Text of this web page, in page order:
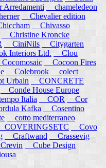
Arredamenti
chameledeon
Chevalier edition
Chivasso
Christine Kroncke
CiniNils
Citygarten
Interiors Ltd.
Clou
Cocoon Fires
Colebrook
colect
Urbain
CONCRETE
Conde House Europe
Italia COR
Cor
Kafka
Cosentino
cotto mediterraneo
COVERINGSETC
Covo
Craftwand
Crassevig
Cube Design